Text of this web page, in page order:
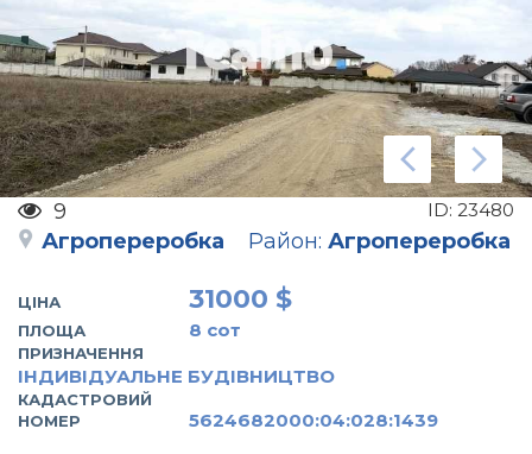
9 ID: 23480
Агропереробка Район: Агропереробка
ЦІНА 31000 $
ПЛОЩА 8 сот
ПРИЗНАЧЕННЯ
ІНДИВІДУАЛЬНЕ БУДІВНИЦТВО
КАДАСТРОВИЙ
НОМЕР
5624682000:04:028:1439